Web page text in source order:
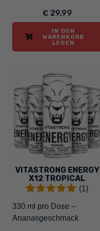
€ 29,99
IN DEN
WARENKORB
LEGEN
VITASTRONG ENERGY
X12 TROPICAL
(1)
330 ml pro Dose –
Ananasgeschmack